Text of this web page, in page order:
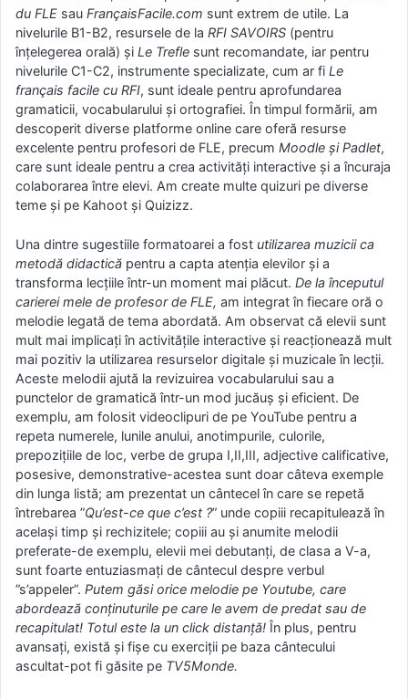
du FLE sau FrançaisFacile.com sunt extrem de utile. La
nivelurile B1-B2, resursele de la RFI SAVOIRS (pentru
înțelegerea orală) și Le Trefle sunt recomandate, iar pentru
nivelurile C1-C2, instrumente specializate, cum ar fi Le
français facile cu RFI, sunt ideale pentru aprofundarea
gramaticii, vocabularului și ortografiei. În timpul formării, am
descoperit diverse platforme online care oferă resurse
excelente pentru profesori de FLE, precum Moodle și Padlet,
care sunt ideale pentru a crea activități interactive și a încuraja
colaborarea între elevi. Am create multe quizuri pe diverse
teme și pe Kahoot și Quizizz.
Una dintre sugestiile formatoarei a fost utilizarea muzicii ca
metodă didactică pentru a capta atenția elevilor și a
transforma lecțiile într-un moment mai plăcut. De la începutul
carierei mele de profesor de FLE, am integrat în fiecare oră o
melodie legată de tema abordată. Am observat că elevii sunt
mult mai implicați în activitățile interactive și reacționează mult
mai pozitiv la utilizarea resurselor digitale și muzicale în lecții.
Aceste melodii ajută la revizuirea vocabularului sau a
punctelor de gramatică într-un mod jucăuș și eficient. De
exemplu, am folosit videoclipuri de pe YouTube pentru a
repeta numerele, lunile anului, anotimpurile, culorile,
prepozițiile de loc, verbe de grupa I,II,III, adjective calificative,
posesive, demonstrative-acestea sunt doar câteva exemple
din lunga listă; am prezentat un cântecel în care se repetă
întrebarea ”Qu’est-ce que c’est ?” unde copiii recapitulează în
același timp și rechizitele; copiii au și anumite melodii
preferate-de exemplu, elevii mei debutanți, de clasa a V-a,
sunt foarte entuziasmați de cântecul despre verbul
”s’appeler”. Putem găsi orice melodie pe Youtube, care
abordează conținuturile pe care le avem de predat sau de
recapitulat! Totul este la un click distanță! În plus, pentru
avansați, există și fișe cu exerciții pe baza cântecului
ascultat-pot fi găsite pe TV5Monde.